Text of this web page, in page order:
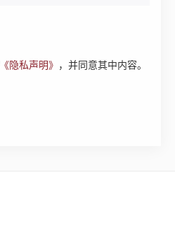
《隐私声明》 ，并同意其中内容。